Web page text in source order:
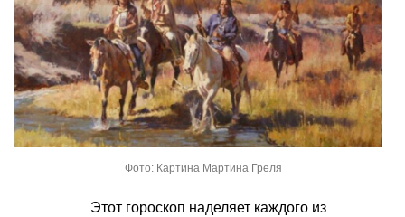
Фото: Картина Мартина Греля
Этот гороскоп наделяет каждого из